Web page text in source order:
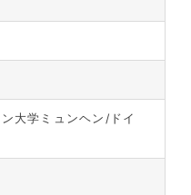
大学ミュンヘン/ドイ